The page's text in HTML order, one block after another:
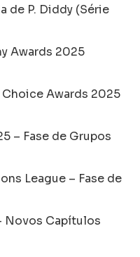
de P. Diddy (Série
Awards 2025
Awards 2025
– Fase de Grupos
League – Fase de
Novos Capítulos